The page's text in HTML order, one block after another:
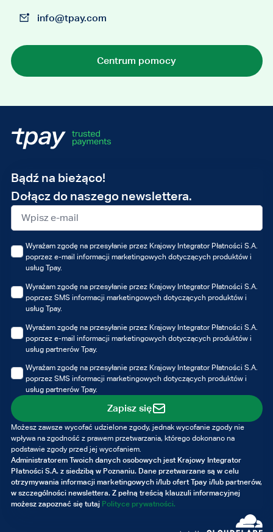
info@tpay.com
Centrum pomocy
Bądź na bieżąco!
Dołącz do naszego newslettera.
Adres
e-
mail
Wyrażam zgodę na przesyłanie przez Krajowy Integrator Płatności S.A.
poprzez e-mail informacji marketingowych dotyczących produktów i
usług Tpay.
Wyrażam zgodę na przesyłanie przez Krajowy Integrator Płatności S.A.
poprzez SMS informacji marketingowych dotyczących produktów i
usług Tpay.
Wyrażam zgodę na przesyłanie przez Krajowy Integrator Płatności S.A.
poprzez e-mail informacji marketingowych dotyczących produktów i
usług partnerów Tpay.
Wyrażam zgodę na przesyłanie przez Krajowy Integrator Płatności S.A.
poprzez SMS informacji marketingowych dotyczących produktów i
usług partnerów Tpay.
Zapisz się
Możesz zawsze wycofać udzielone zgody, jednak wycofanie zgody nie
wpływa na zgodność z prawem przetwarzania, którego dokonano na
podstawie zgody przed jej wycofaniem.
Administratorem Twoich danych osobowych jest Krajowy Integrator
Płatności S.A. z siedzibą w Poznaniu. Dane przetwarzane są w celu
otrzymywania informacji marketingowych i/lub ofert Tpay i/lub partnerów,
w szczególności newslettera. Z pełną treścią klauzuli informacyjnej
możesz zapoznać się tutaj Polityce prywatności.